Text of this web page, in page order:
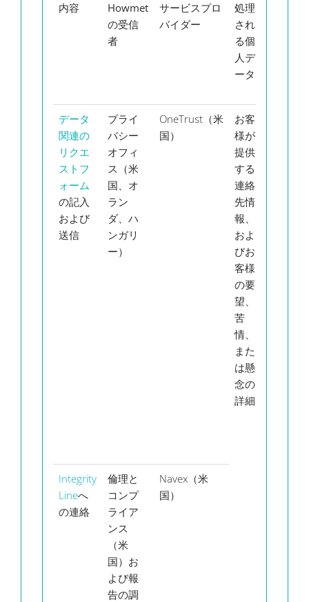
内容
Howmet
の受信
者
サービスプロ
バイダー
処理
され
る個
人デ
ータ
データ
関連の
リクエ
ストフ
ォーム
の記入
および
送信
プライ
バシー
オフィ
ス（米
国、オ
ラン
ダ、ハ
ンガリ
ー）
OneTrust（米
国）
お客
様が
提供
する
連絡
先情
報、
およ
びお
客様
の要
望、
苦
情、
また
は懸
念の
詳細
Integrity
Lineへ
の連絡
倫理と
コンプ
ライア
ンス
（米
国）お
よび報
告の調
Navex（米
国）